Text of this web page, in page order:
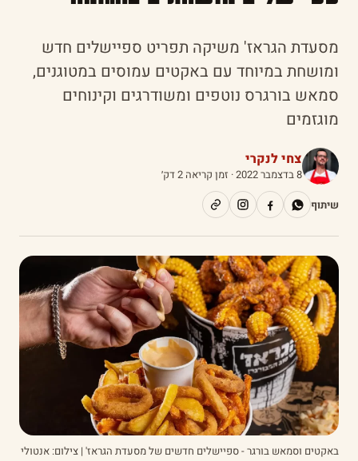
מסעדת הגראז' משיקה תפריט ספיישלים חדש
ומושחת במיוחד עם באקטים עמוסים במטוגנים,
סמאש בורגרס נוטפים ומשודרגים וקינוחים
מוגזמים
צחי לנקרי
8 בדצמבר 2022
· זמן קריאה 2 דק׳
שיתוף
באקטים וסמאש בורגר - ספיישלים חדשים של מסעדת הגראז' | צילום: אנטולי